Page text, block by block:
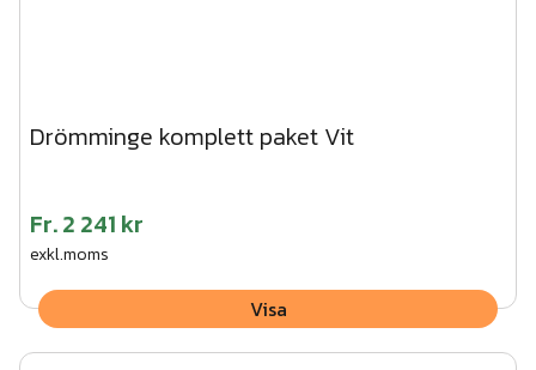
Drömminge komplett paket Vit
Fr.2 241 kr
exkl.moms
Visa